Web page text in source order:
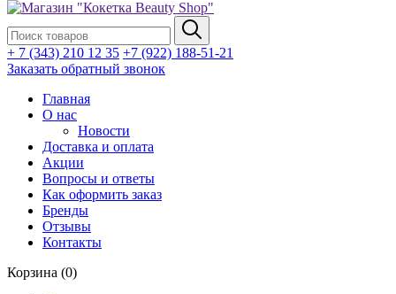
+ 7 (343) 210 12 35 +7 (922) 188-51-21
Заказать обратный звонок
Главная
О нас
Новости
Доставка и оплата
Акции
Вопросы и ответы
Как оформить заказ
Бренды
Отзывы
Контакты
Корзина (0)